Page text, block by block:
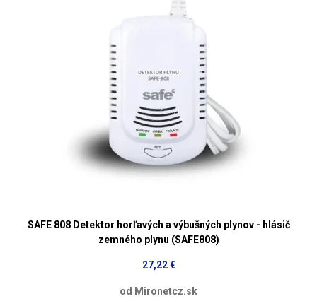
SAFE 808 Detektor horľavých a výbušných plynov - hlásič
zemného plynu (SAFE808)
27,22 €
od Mironetcz.sk